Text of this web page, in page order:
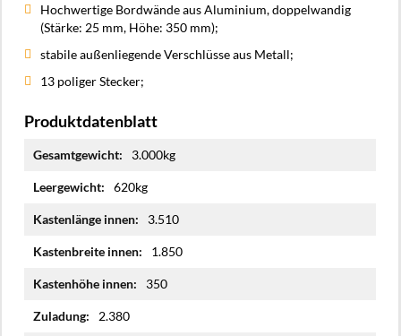
Hochwertige Bordwände aus Aluminium, doppelwandig
(Stärke: 25 mm, Höhe: 350 mm);
stabile außenliegende Verschlüsse aus Metall;
13 poliger Stecker;
Produktdatenblatt
Informationen
3.000kg
620kg
3.510
1.850
350
2.380